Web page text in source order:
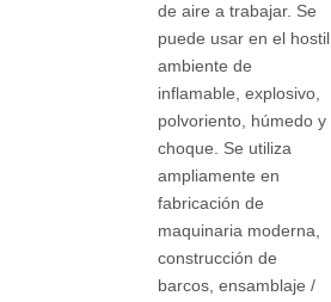
de aire a trabajar. Se
puede usar en el hostil
ambiente de
inflamable, explosivo,
polvoriento, húmedo y
choque. Se utiliza
ampliamente en
fabricación de
maquinaria moderna,
construcción de
barcos, ensamblaje /